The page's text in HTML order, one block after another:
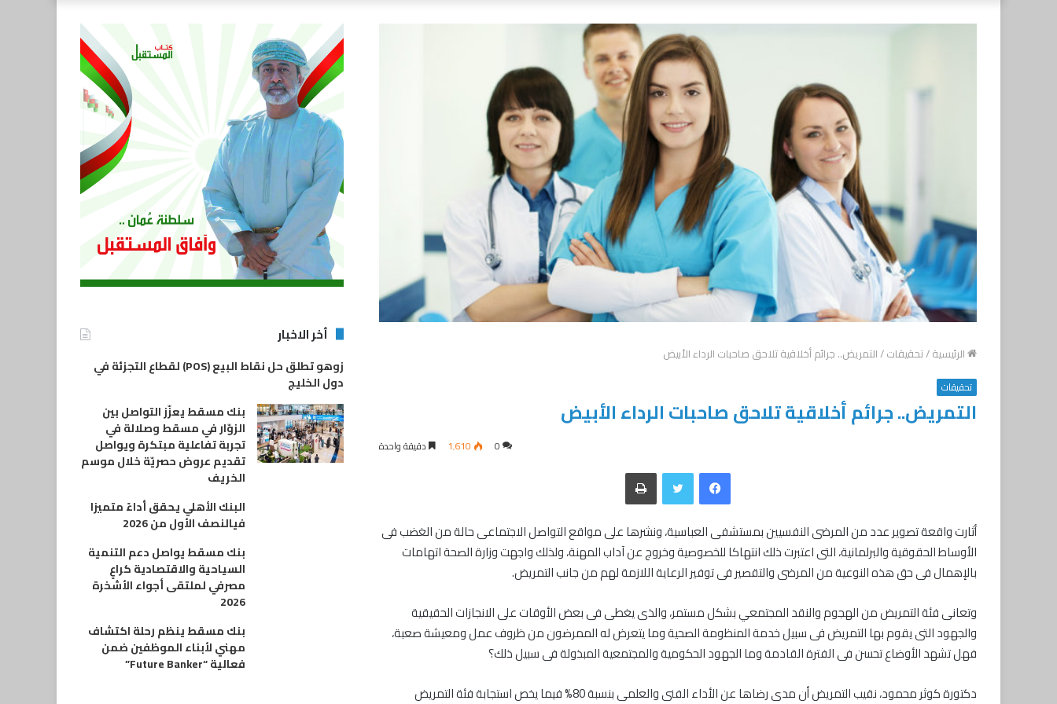
الرئيسية/تحقيقات/التمريض.. جرائم أخلاقية تلاحق صاحبات الرداء الأبيض
تحقيقات
التمريض.. جرائم أخلاقية تلاحق صاحبات الرداء الأبيض
0 1٬610 دقيقة واحدة
فيسبوكتويتر طباعة
أثارت واقعة تصوير عدد من المرضى النفسيين بمستشفى العباسية، ونشرها على مواقع التواصل الاجتماعى حالة من الغضب فى
الأوساط الحقوقية والبرلمانية، التى اعتبرت ذلك انتهاكا للخصوصية وخروج عن آداب المهنة، ولذلك واجهت وزارة الصحة اتهامات
بالإهمال فى حق هذه النوعية من المرضى والتقصير فى توفير الرعاية اللازمة لهم من جانب التمريض.
وتعانى فئة التمريض من الهجوم والنقد المجتمعي بشكل مستمر، والذى يغطى فى بعض الأوقات على الانجازات الحقيقية
والجهود التى يقوم بها التمريض فى سبيل خدمة المنظومة الصحية وما يتعرض له الممرضون من ظروف عمل ومعيشة صعبة،
فهل تشهد الأوضاع تحسن فى الفترة القادمة وما الجهود الحكومية والمجتمعية المبذولة فى سبيل ذلك؟
دكتورة كوثر محمود، نقيب التمريض أن مدى رضاها عن الأداء الفنى والعلمى بنسبة 80% فيما يخص استجابة فئة التمريض
كابوس فيروس سي
للتقنين!!
كورنيش النيل في قبضة محافظة القاهرة
أخر الاخبار
زوهو تطلق حل نقاط البيع (POS) لقطاع التجزئة في
دول الخليج
بنك مسقط يعزّز التواصل بين
الزوّار في مسقط وصلالة في
تجربة تفاعلية مبتكرة ويواصل
تقديم عروض حصريّة خلال موسم
الخريف
البنك الأهلي يحقق أداءً متميزا
فيالنصف الأول من 2026
بنك مسقط يواصل دعم التنمية
السياحية والاقتصادية كراعٍ
مصرفي لملتقى أجواء الأشخرة
2026
بنك مسقط ينظم رحلة اكتشاف
مهني لأبناء الموظفين ضمن
فعالية “Future Banker”